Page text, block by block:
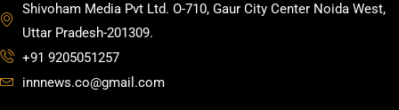
Shivoham Media Pvt Ltd. O-710, Gaur City Center Noida West,
Uttar Pradesh-201309.
+91 9205051257
innnews.co@gmail.com